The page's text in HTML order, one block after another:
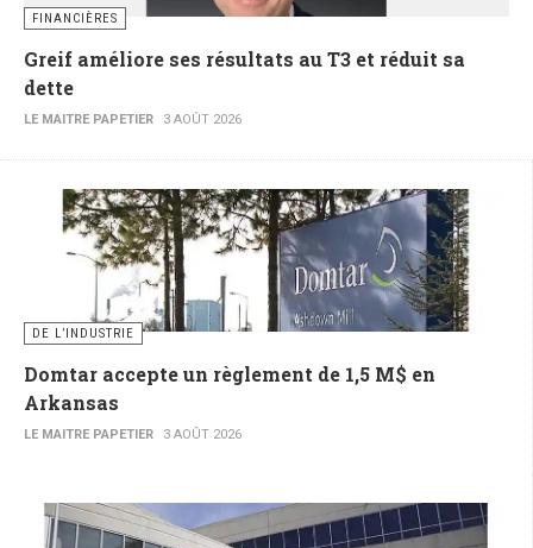
FINANCIÈRES
Greif améliore ses résultats au T3 et réduit sa
dette
LE MAITRE PAPETIER 3 AOÛT 2026
DE L’INDUSTRIE
Domtar accepte un règlement de 1,5 M$ en
Arkansas
LE MAITRE PAPETIER 3 AOÛT 2026